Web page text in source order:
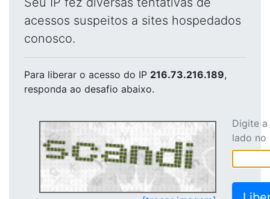
acessos suspeitos a sites hospedados
conosco.
Para liberar o acesso do IP 216.73.216.189,
responda ao desafio abaixo.
Digite
lado no